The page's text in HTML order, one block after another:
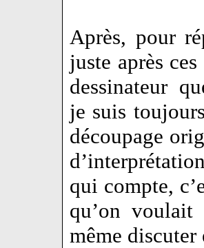
Après, pour
juste après
dessinateur
je suis
découpage
qui compte,
qu’on
même discuter